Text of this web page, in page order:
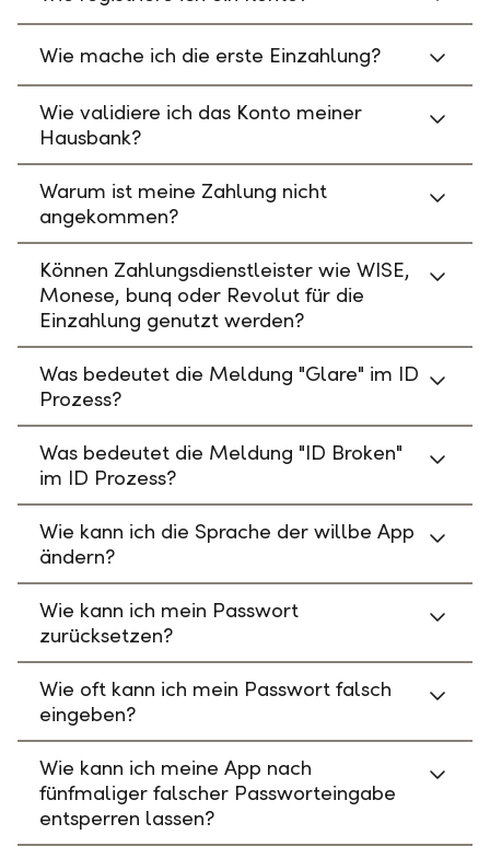
Wie mache ich die erste Einzahlung?
Wie validiere ich das Konto meiner
Hausbank?
Warum ist meine Zahlung nicht
angekommen?
Können Zahlungsdienstleister wie WISE,
Monese, bunq oder Revolut für die
Einzahlung genutzt werden?
Was bedeutet die Meldung "Glare" im ID
Prozess?
Was bedeutet die Meldung "ID Broken"
im ID Prozess?
Wie kann ich die Sprache der willbe App
ändern?
Wie kann ich mein Passwort
zurücksetzen?
Wie oft kann ich mein Passwort falsch
eingeben?
Wie kann ich meine App nach
fünfmaliger falscher Passworteingabe
entsperren lassen?